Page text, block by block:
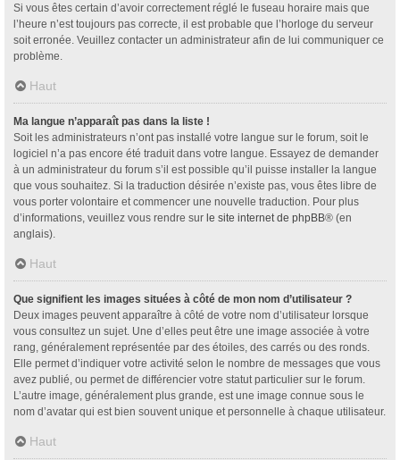
Si vous êtes certain d’avoir correctement réglé le fuseau horaire mais que
l’heure n’est toujours pas correcte, il est probable que l’horloge du serveur
soit erronée. Veuillez contacter un administrateur afin de lui communiquer ce
problème.
Haut
Ma langue n’apparaît pas dans la liste !
Soit les administrateurs n’ont pas installé votre langue sur le forum, soit le
logiciel n’a pas encore été traduit dans votre langue. Essayez de demander
à un administrateur du forum s’il est possible qu’il puisse installer la langue
que vous souhaitez. Si la traduction désirée n’existe pas, vous êtes libre de
vous porter volontaire et commencer une nouvelle traduction. Pour plus
d’informations, veuillez vous rendre sur le site internet de phpBB® (en
anglais).
Haut
Que signifient les images situées à côté de mon nom d’utilisateur ?
Deux images peuvent apparaître à côté de votre nom d’utilisateur lorsque
vous consultez un sujet. Une d’elles peut être une image associée à votre
rang, généralement représentée par des étoiles, des carrés ou des ronds.
Elle permet d’indiquer votre activité selon le nombre de messages que vous
avez publié, ou permet de différencier votre statut particulier sur le forum.
L’autre image, généralement plus grande, est une image connue sous le
nom d’avatar qui est bien souvent unique et personnelle à chaque utilisateur.
Haut